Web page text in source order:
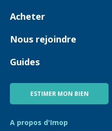
Comment ça marche ?
Acheter
Biens en vente
Nous rejoindre
Devenir Conseiller
Guides
Blog
ESTIMER MON BIEN
A propos d'Imop